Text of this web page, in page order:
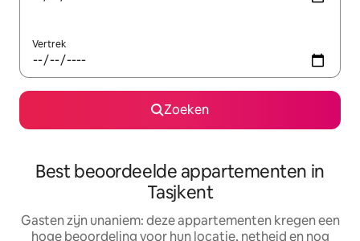
Vertrek
Zoeken
Best beoordeelde appartementen in
Tasjkent
Gasten zijn unaniem: deze appartementen kregen een
hoge beoordeling voor hun locatie, netheid en nog